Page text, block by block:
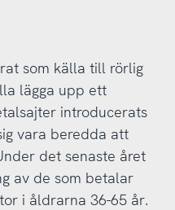
som källa till rörlig
lägga upp ett
introducerats
vara beredda att
det senaste året
av de som betalar
i åldrarna 36-65 år.